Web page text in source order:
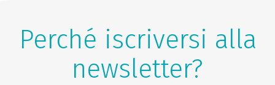
Perché iscriversi alla
newsletter?